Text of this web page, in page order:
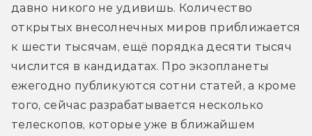
давно никого не удивишь. Количество
открытых внесолнечных миров приближается
к шести тысячам, ещё порядка десяти тысяч
числится в кандидатах. Про экзопланеты
ежегодно публикуются сотни статей, а кроме
того, сейчас разрабатывается несколько
телескопов, которые уже в ближайшем